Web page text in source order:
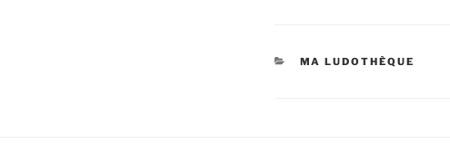
MA LUDOTHÈQUE